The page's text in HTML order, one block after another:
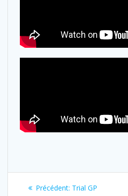
Précédent: Trial GP